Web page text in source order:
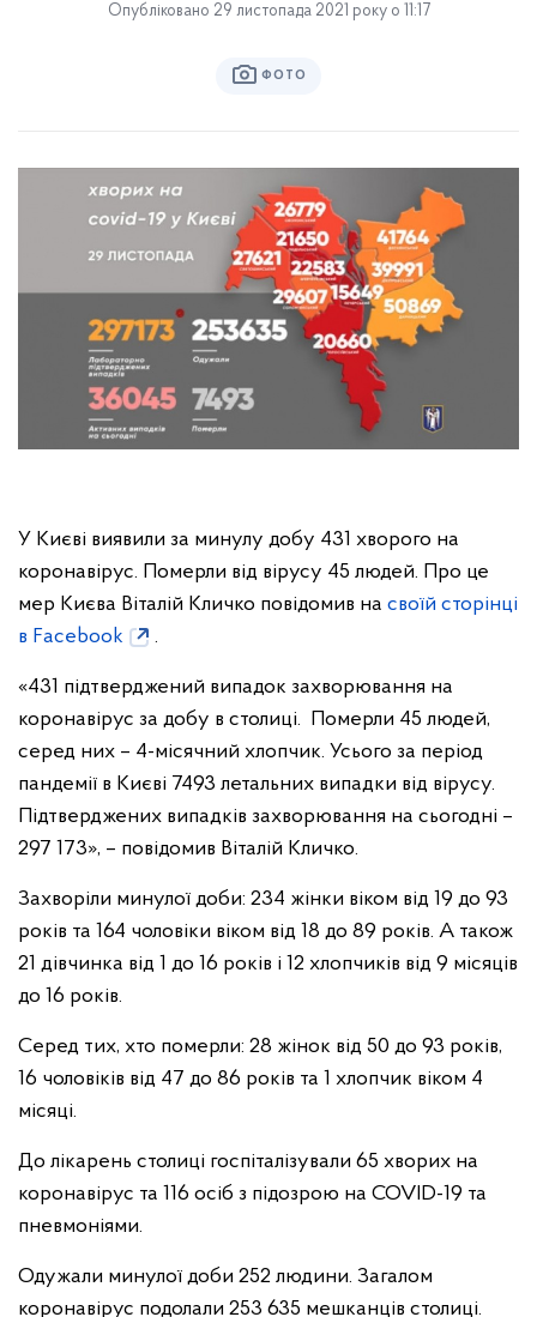
Опубліковано 29 листопада 2021 року о 11:17
ФОТО
У Києві виявили за минулу добу 431 хворого на
коронавірус. Померли від вірусу 45 людей. Про це
мер Києва Віталій Кличко повідомив на своїй сторінці
в Facebook
.
«431 підтверджений випадок захворювання на
коронавірус за добу в столиці. Померли 45 людей,
серед них – 4-місячний хлопчик. Усього за період
пандемії в Києві 7493 летальних випадки від вірусу.
Підтверджених випадків захворювання на сьогодні –
297 173», – повідомив Віталій Кличко.
Захворіли минулої доби: 234 жінки віком від 19 до 93
років та 164 чоловіки віком від 18 до 89 років. А також
21 дівчинка від 1 до 16 років і 12 хлопчиків від 9 місяців
до 16 років.
Серед тих, хто померли: 28 жінок від 50 до 93 років,
16 чоловіків від 47 до 86 років та 1 хлопчик віком 4
місяці.
До лікарень столиці госпіталізували 65 хворих на
коронавірус та 116 осіб з підозрою на COVID-19 та
пневмоніями.
Одужали минулої доби 252 людини. Загалом
коронавірус подолали 253 635 мешканців столиці.